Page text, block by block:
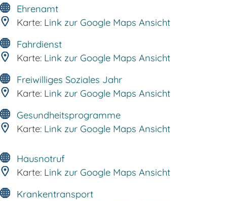
Ehrenamt
Karte: Link zur Google Maps Ansicht
Fahrdienst
Karte: Link zur Google Maps Ansicht
Freiwilliges Soziales Jahr
Karte: Link zur Google Maps Ansicht
Gesundheitsprogramme
Karte: Link zur Google Maps Ansicht
Hausnotruf
Karte: Link zur Google Maps Ansicht
Krankentransport